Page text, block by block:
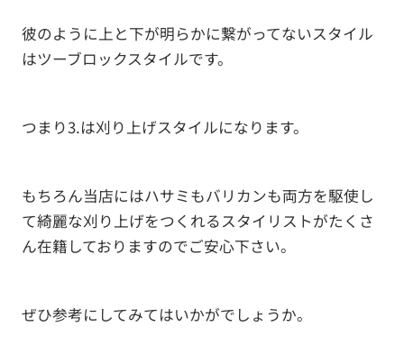
彼のように上と下が明らかに繋がってないスタイル
はツーブロックスタイルです。
つまり3.は刈り上げスタイルになります。
もちろん当店にはハサミもバリカンも両方を駆使し
て綺麗な刈り上げをつくれるスタイリストがたくさ
ん在籍しておりますのでご安心下さい。
ぜひ参考にしてみてはいかがでしょうか。